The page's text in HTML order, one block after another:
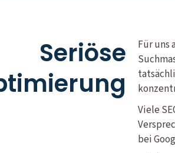
Seriöse
Für uns
Viele
bei